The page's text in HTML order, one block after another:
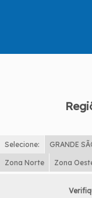
Selecione: GRANDE
Zona Norte Zona